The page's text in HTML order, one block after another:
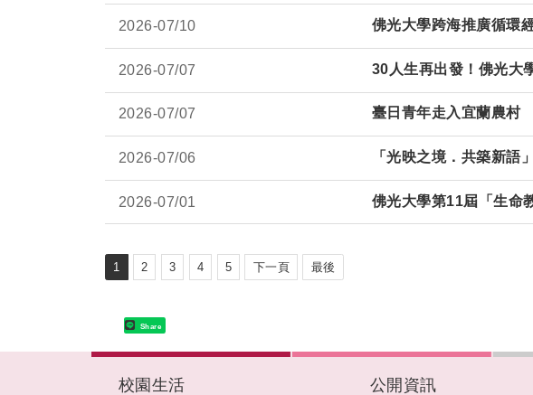
2026-07/10 佛光大學跨海推廣循環
2026-07/07 30 人生再出發！佛光大
2026-07/07 臺日青年走入宜蘭農村
2026-07/06 「光映之境．共築新
2026-07/01 佛光大學第11屆「生命
1 2 3 4 5 下一頁 最後
Share
校園生活 公開資訊